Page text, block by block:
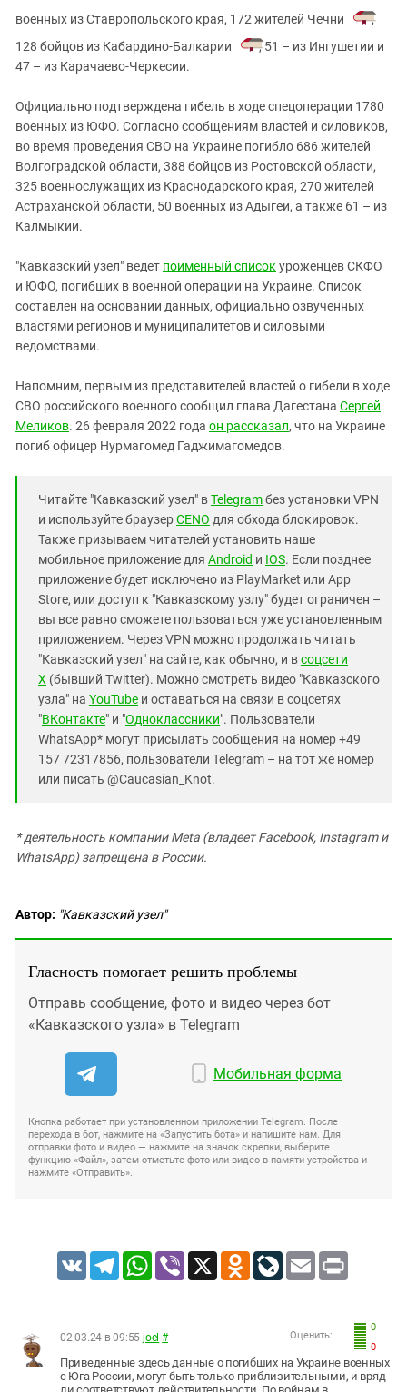
военных из Ставропольского края, 172 жителей Чечни
,
128 бойцов из Кабардино-Балкарии
, 51 – из Ингушетии и
47 – из Карачаево-Черкесии.
Официально подтверждена гибель в ходе спецоперации 1780
военных из ЮФО. Согласно сообщениям властей и силовиков,
во время проведения СВО на Украине погибло 686 жителей
Волгоградской области, 388 бойцов из Ростовской области,
325 военнослужащих из Краснодарского края, 270 жителей
Астраханской области, 50 военных из Адыгеи, а также 61 – из
Калмыкии.
"Кавказский узел" ведет поименный список уроженцев СКФО
и ЮФО, погибших в военной операции на Украине. Список
составлен на основании данных, официально озвученных
властями регионов и муниципалитетов и силовыми
ведомствами.
Напомним, первым из представителей властей о гибели в ходе
СВО российского военного сообщил глава Дагестана Сергей
Меликов. 26 февраля 2022 года он рассказал, что на Украине
погиб офицер Нурмагомед Гаджимагомедов.
Читайте "Кавказский узел" вTelegramбез установки VPN
и используйте браузерCENO для обхода блокировок.
Также призываем читателей установить наше
мобильное приложение для Android и IOS. Если позднее
приложение будет исключено из PlayMarket или App
Store, или доступ к "Кавказскому узлу" будет ограничен –
вы все равно сможете пользоваться уже установленным
приложением. Через VPN можно продолжать читать
"Кавказский узел" на сайте, как обычно, и всоцсети
X (бывший Twitter). Можно смотреть видео "Кавказского
узла" на YouTube и оставаться на связи в соцсетях
"ВКонтакте" и "Одноклассники". Пользователи
WhatsApp* могут присылать сообщения на номер +49
157 72317856, пользователи Telegram – на тот же номер
или писать @Caucasian_Knot.
* деятельность компании Meta (владеет Facebook, Instagram и
WhatsApp) запрещена в России.
Автор: "Кавказский узел"
Гласность помогает решить проблемы
Отправь сообщение, фото и видео через бот
«Кавказского узла» в Telegram
Мобильная форма
Кнопка работает при установленном приложении Telegram. После
перехода в бот, нажмите на «Запустить бота» и напишите нам. Для
отправки фото и видео — нажмите на значок скрепки, выберите
функцию «Файл», затем отметьте фото или видео в памяти устройства и
нажмите «Отправить».
VK TelegramWhatsApp
Viber X Odnoklassniki
LiveJournal
Email Print
0
0
Оценить:
02.03.24 в 09:55 joel #
Приведенные здесь данные о погибших на Украине военных
с Юга России, могут быть только приблизительными, и вряд